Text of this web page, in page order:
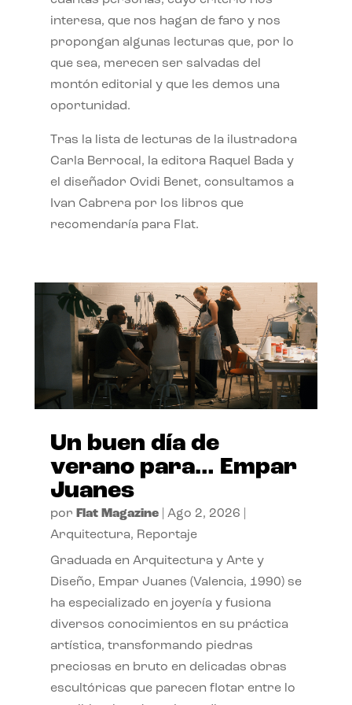
interesa, que nos hagan de faro y nos
propongan algunas lecturas que, por lo
que sea, merecen ser salvadas del
montón editorial y que les demos una
oportunidad.
Tras la lista de lecturas de la ilustradora
Carla Berrocal, la editora Raquel Bada y
el diseñador Ovidi Benet, consultamos a
Ivan Cabrera por los libros que
recomendaría para Flat.
Un buen día de
verano para… Empar
Juanes
por Flat Magazine| Ago 2, 2026
Arquitectura, Reportaje
Graduada en Arquitectura y Arte y
Diseño, Empar Juanes (Valencia, 1990) se
ha especializado en joyería y fusiona
diversos conocimientos en su práctica
artística, transformando piedras
preciosas en bruto en delicadas obras
escultóricas que parecen flotar entre lo